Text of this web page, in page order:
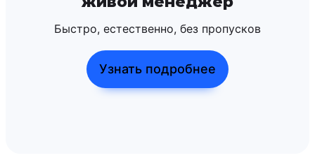
Быстро, естественно, без пропусков
Узнать подробнее